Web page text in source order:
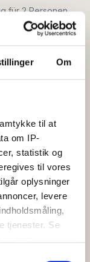
Om
til at
om IP-
statistik og
til vores
oplysninger
levere
tjenester. Se
für 2 Personen
mit Eingang
und
und
über ein
Vom
einer privaten
Eingang, so